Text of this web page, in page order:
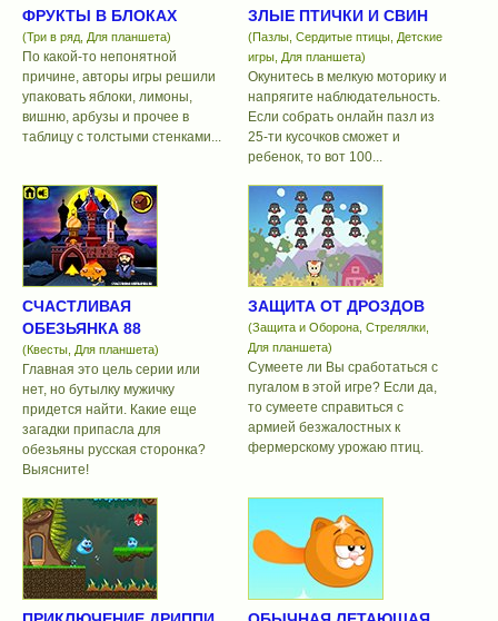
ФРУКТЫ В БЛОКАХ
(Три в ряд, Для планшета)
По какой-то непонятной
причине, авторы игры решили
упаковать яблоки, лимоны,
вишню, арбузы и прочее в
таблицу с толстыми стенками...
ЗЛЫЕ ПТИЧКИ И СВИН
(Пазлы, Сердитые птицы, Детские
игры, Для планшета)
Окунитесь в мелкую моторику и
напрягите наблюдательность.
Если собрать онлайн пазл из
25-ти кусочков сможет и
ребенок, то вот 100...
СЧАСТЛИВАЯ
ОБЕЗЬЯНКА 88
(Квесты, Для планшета)
Главная это цель серии или
нет, но бутылку мужичку
придется найти. Какие еще
загадки припасла для
обезьяны русская сторонка?
Выясните!
ЗАЩИТА ОТ ДРОЗДОВ
(Защита и Оборона, Стрелялки,
Для планшета)
Сумеете ли Вы сработаться с
пугалом в этой игре? Если да,
то сумеете справиться с
армией безжалостных к
фермерскому урожаю птиц.